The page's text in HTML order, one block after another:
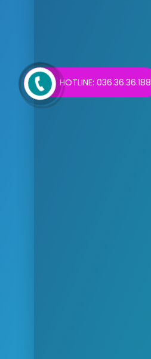
HOTLINE: 036.36.36.188